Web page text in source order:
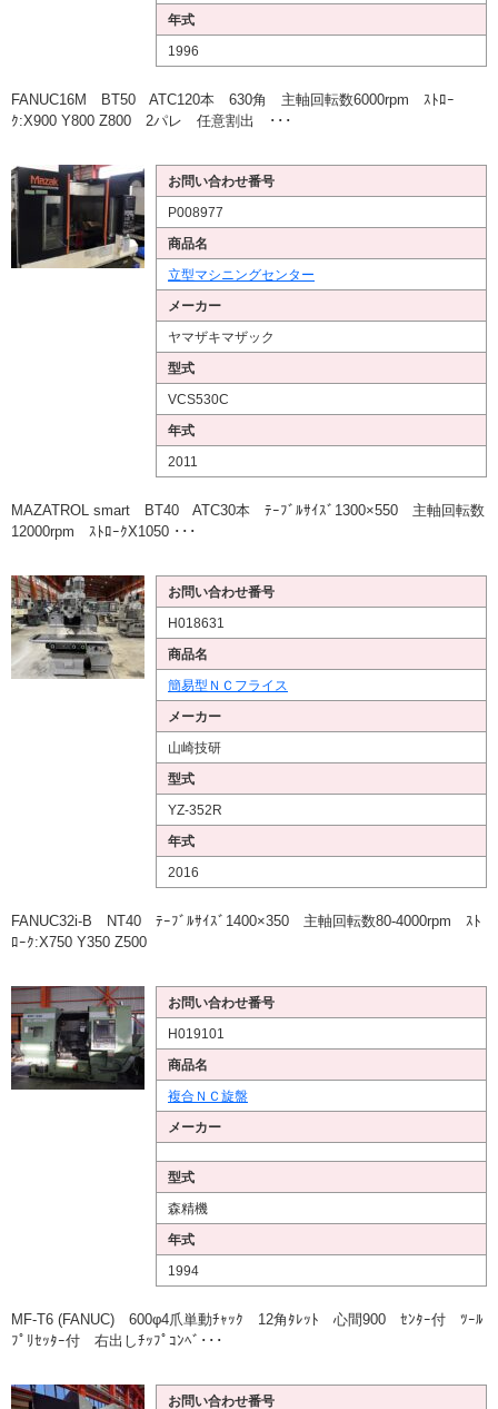
年式
1996
FANUC16M BT50 ATC120本 630角 主軸回転数6000rpm ｽﾄﾛｰ
ｸ:X900 Y800 Z800 2パレ 任意割出 ･･･
お問い合わせ番号
P008977
商品名
立型マシニングセンター
メーカー
ヤマザキマザック
型式
VCS530C
年式
2011
MAZATROL smart BT40 ATC30本 ﾃｰﾌﾞﾙｻｲｽﾞ1300×550 主軸回転数
12000rpm ｽﾄﾛｰｸX1050 ･･･
お問い合わせ番号
H018631
商品名
簡易型ＮＣフライス
メーカー
山崎技研
型式
YZ-352R
年式
2016
FANUC32i-B NT40 ﾃｰﾌﾞﾙｻｲｽﾞ1400×350 主軸回転数80-4000rpm ｽﾄ
ﾛｰｸ:X750 Y350 Z500
お問い合わせ番号
H019101
商品名
複合ＮＣ旋盤
メーカー
型式
森精機
年式
1994
MF-T6 (FANUC) 600φ4爪単動ﾁｬｯｸ 12角ﾀﾚｯﾄ 心間900 ｾﾝﾀｰ付 ﾂｰﾙ
ﾌﾟﾘｾｯﾀｰ付 右出しﾁｯﾌﾟｺﾝﾍﾞ･･･
お問い合わせ番号